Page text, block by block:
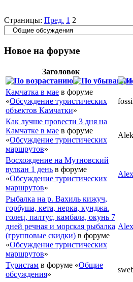
Страницы: Пред. 1 2
Новое на форуме
Заголовок
Камчатка в мае в форуме
«Обсуждение туристических
объектов Камчатки»
Как лучше провести 3 дня на
Камчатке в мае в форуме
«Обсуждение туристических
маршрутов»
Восхождение на Мутновский
вулкан 1 день в форуме
«Обсуждение туристических
маршрутов»
Рыбалка на р. Вахиль кижуч,
горбуша, кета, нерка, кунджа.
голец, палтус, камбала, окунь 7
дней речная и морская рыбалка
(групповые скидки) в форуме
«Обсуждение туристических
маршрутов»
Туристам в форуме «Общие
обсуждения»